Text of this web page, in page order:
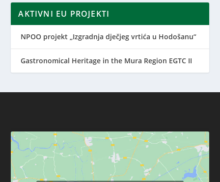
AKTIVNI EU PROJEKTI
NPOO projekt „Izgradnja dječjeg vrtića u Hodošanu“
Gastronomical Heritage in the Mura Region EGTC II